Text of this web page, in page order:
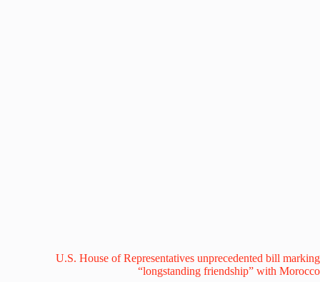
U.S. House of Representatives unprecedented bill marking
“longstanding friendship” with Morocco